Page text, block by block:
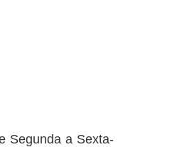
Segunda a Sexta-